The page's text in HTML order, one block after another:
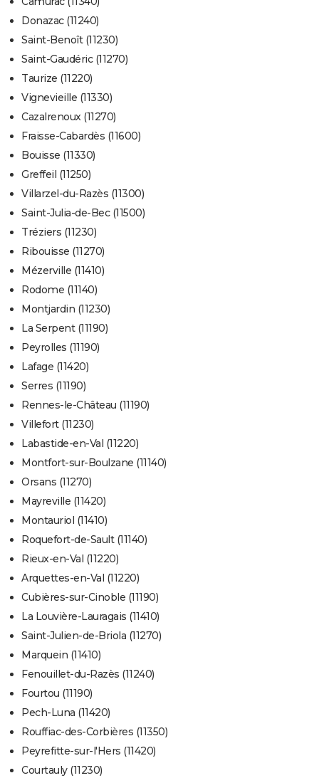
Donazac (11240)
Saint-Benoît (11230)
Saint-Gaudéric (11270)
Taurize (11220)
Vignevieille (11330)
Cazalrenoux (11270)
Fraisse-Cabardès (11600)
Bouisse (11330)
Greffeil (11250)
Villarzel-du-Razès (11300)
Saint-Julia-de-Bec (11500)
Tréziers (11230)
Ribouisse (11270)
Mézerville (11410)
Rodome (11140)
Montjardin (11230)
La Serpent (11190)
Peyrolles (11190)
Lafage (11420)
Serres (11190)
Rennes-le-Château (11190)
Villefort (11230)
Labastide-en-Val (11220)
Montfort-sur-Boulzane (11140)
Orsans (11270)
Mayreville (11420)
Montauriol (11410)
Roquefort-de-Sault (11140)
Rieux-en-Val (11220)
Arquettes-en-Val (11220)
Cubières-sur-Cinoble (11190)
La Louvière-Lauragais (11410)
Saint-Julien-de-Briola (11270)
Marquein (11410)
Fenouillet-du-Razès (11240)
Fourtou (11190)
Pech-Luna (11420)
Rouffiac-des-Corbières (11350)
Peyrefitte-sur-l'Hers (11420)
Courtauly (11230)